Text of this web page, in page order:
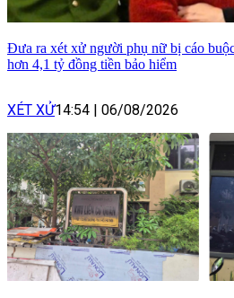
Đưa ra xét xử người phụ nữ bị cáo
hơn 4,1 tỷ đồng tiền bảo hiểm
XÉT XỬ14:54 06/08/2026